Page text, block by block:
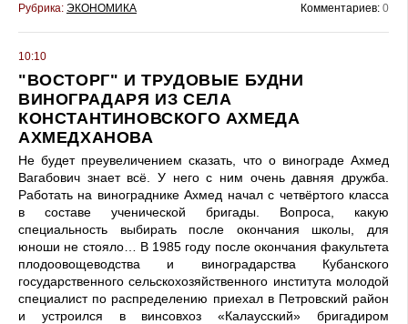
Рубрика: ЭКОНОМИКА Комментариев: 0
10:10
"ВОСТОРГ" И ТРУДОВЫЕ БУДНИ
ВИНОГРАДАРЯ ИЗ СЕЛА
КОНСТАНТИНОВСКОГО АХМЕДА
АХМЕДХАНОВА
Не будет преувеличением сказать, что о винограде Ахмед
Вагабович знает всё. У него с ним очень давняя дружба.
Работать на винограднике Ахмед начал с четвёртого класса
в составе ученической бригады. Вопроса, какую
специальность выбирать после окончания школы, для
юноши не стояло… В 1985 году после окончания факультета
плодоовощеводства и виноградарства Кубанского
государственного сельскохозяйственного института молодой
специалист по распределению приехал в Петровский район
и устроился в винсовхоз «Калаусский» бригадиром